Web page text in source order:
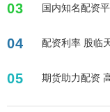
03 国内知名配资
04 配资利率 股临
05 期货助力配资